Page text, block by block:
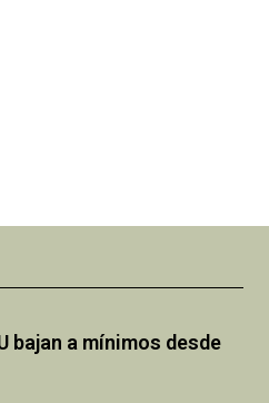
bajan a mínimos desde